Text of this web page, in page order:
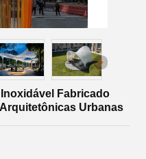
Fabricado
Urbanas